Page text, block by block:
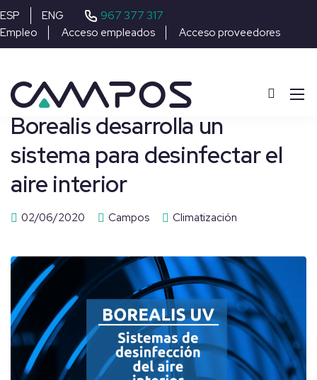
ESP ENG 967 377 317
Empleo Acceso empleados Acceso proveedores
Borealis desarrolla un
sistema para desinfectar el
aire interior
02/06/2020 Campos Climatización